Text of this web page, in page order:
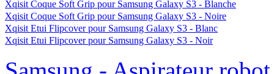
Xqisit Coque Soft Grip pour Samsung Galaxy S3 - Blanche
Xqisit Coque Soft Grip pour Samsung Galaxy S3 - Noire
Xqisit Etui Flipcover pour Samsung Galaxy S3 - Blanc
Xqisit Etui Flipcover pour Samsung Galaxy S3 - Noir